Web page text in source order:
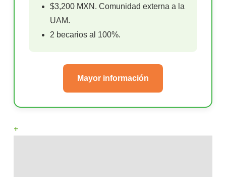
$3,200 MXN. Comunidad externa a la
UAM.
2 becarios al 100%.
Mayor información
+